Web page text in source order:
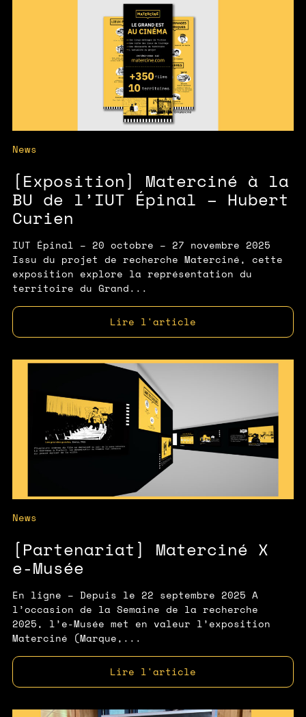
News
[Exposition] Materciné à la
BU de l’IUT Épinal – Hubert
Curien
IUT Épinal – 20 octobre – 27 novembre 2025
Issu du projet de recherche Materciné, cette
exposition explore la représentation du
territoire du Grand...
Lire l'article
News
[Partenariat] Materciné X
e-Musée
En ligne – Depuis le 22 septembre 2025 A
l’occasion de la Semaine de la recherche
2025, l’e-Musée met en valeur l’exposition
Materciné (Marque,...
Lire l'article